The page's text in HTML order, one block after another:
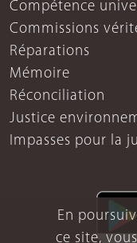
En
ce site,
Compétence
Commissions
Réparations
Mémoire
Réconciliation
Justice
Impasses pour la